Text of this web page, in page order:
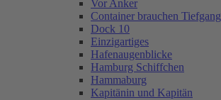
Vor Anker
Container brauchen Tiefgang
Dock 10
Einzigartiges
Hafenaugen­blicke
Hamburg Schiffchen
Hammaburg
Kapitänin und Kapitän